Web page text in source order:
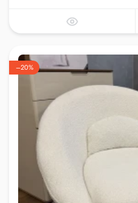
–20%